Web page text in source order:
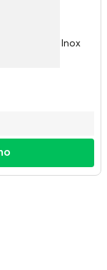
PP e Aço Inox